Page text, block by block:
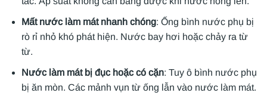
Mất nước làm mát nhanh chóng: Ống bình nước phụ bị
rò rỉ nhỏ khó phát hiện. Nước bay hơi hoặc chảy ra từ
từ.
Nước làm mát bị đục hoặc có cặn: Tuy ô bình nước phụ
bị ăn mòn. Các mảnh vụn từ ống lẫn vào nước làm mát.